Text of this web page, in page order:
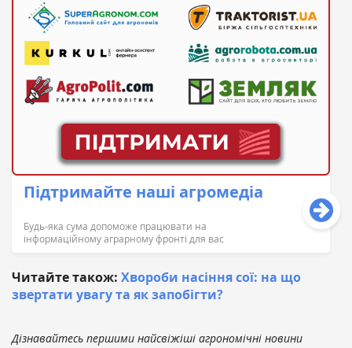
Підтримайте наші агромедіа
Будь-яка сума допоможе працювати на
інформаційному аграрному фронті для вас
Читайте також: Хвороби насіння сої: на що
звертати увагу та як запобігти?
Дізнавайтесь першими найсвіжіші агрономічні новини